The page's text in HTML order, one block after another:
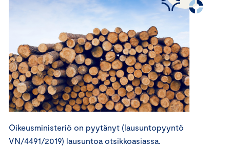
Oikeusministeriö on pyytänyt (lausuntopyyntö
VN/4491/2019) lausuntoa otsikkoasiassa.